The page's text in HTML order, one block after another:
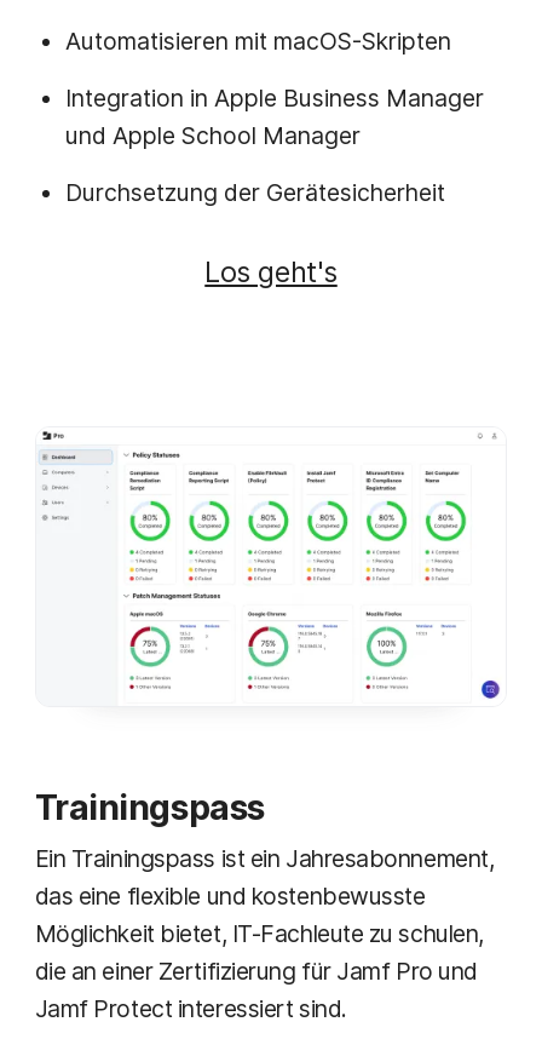
Automatisieren mit macOS-Skripten
Integration in Apple Business Manager
und Apple School Manager
Durchsetzung der Gerätesicherheit
Los geht's
Trainingspass
Ein Trainingspass ist ein Jahresabonnement,
das eine flexible und kostenbewusste
Möglichkeit bietet, IT-Fachleute zu schulen,
die an einer Zertifizierung für Jamf Pro und
Jamf Protect interessiert sind.